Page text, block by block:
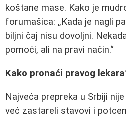
koštane mase. Kako je
forumašica: „Kada je nagli
biljni čaj nisu dovoljni.
pomoći, ali na pravi način.“
Kako pronaći pravog
Najveća prepreka u Srbiji
već zastareli stavovi i